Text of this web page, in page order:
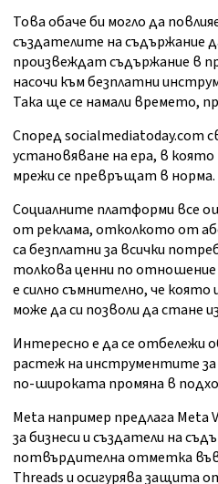
Това обаче би могло да
създателите на съдържание
произвеждат съдържание в
насочи към безплатни
Така ще се намали времето,
Според socialmediatoday.com
установяване на ера, в
мрежи се превръщат в норма.
Социалните платформи все
от реклама, отколкото от
са безплатни за всички
толкова ценни по
е силно съмнително, че която
може да си позволи да стане
Интересно е да се отбележи
растеж на инструментите
по-широката промяна в
Meta например предлага
за бизнеси и създатели на
потвърдителна отметка във
Threads и осигурява защита